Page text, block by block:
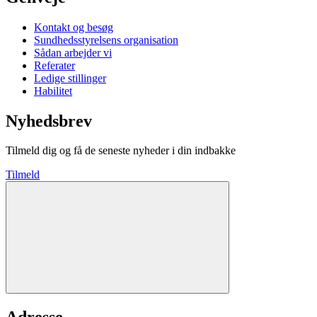
Kontakt og besøg
Sundhedsstyrelsens organisation
Sådan arbejder vi
Referater
Ledige stillinger
Habilitet
Nyhedsbrev
Tilmeld dig og få de seneste nyheder i din indbakke
Tilmeld